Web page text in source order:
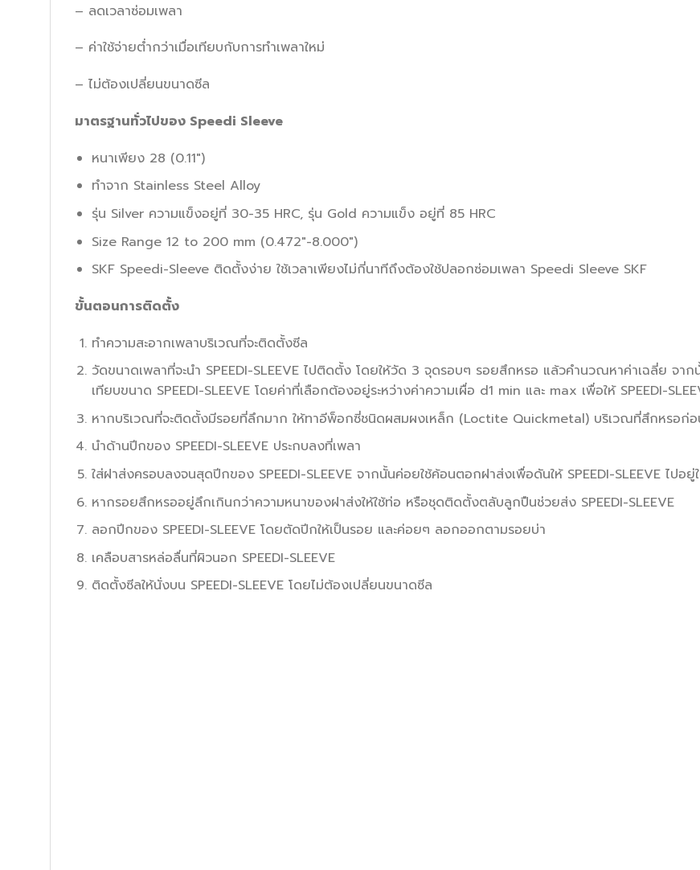
– ลดเวลาซ่อมเพลา
– ค่าใช้จ่ายต่ำกว่าเมื่อเทียบกับการทำเพลาใหม่
– ไม่ต้องเปลี่ยนขนาดซีล
มาตรฐานทั่วไปของ Speedi Sleeve
หนาเพียง 28 (0.11″)
ทำจาก Stainless Steel Alloy
รุ่น Silver ความแข็งอยู่ที่ 30-35 HRC, รุ่น Gold ความแข็ง อยู่ที่ 85 HRC
Size Range 12 to 200 mm (0.472″-8.000″)
SKF Speedi-Sleeve ติดตั้งง่าย ใช้เวลาเพียงไม่กี่นาทีถึงต้องใช้ปลอกซ่อมเพลา Speedi Sleeve SKF
ขั้นตอนการติดตั้ง
ทำความสะอากเพลาบริเวณที่จะติดตั้งซีล
วัดขนาดเพลาที่จะนำ SPEEDI-SLEEVE ไปติดตั้ง โดยให้วัด 3 จุดรอบๆ รอยสึกหรอ แล้วคำนวณหาค่าเฉลี่ย จาก
เทียบขนาด SPEEDI-SLEEVE โดยค่าที่เลือกต้องอยู่ระหว่างค่าความเผื่อ d1 min และ max เพื่อให้ SPEEDI-
หากบริเวณที่จะติดตั้งมีรอยที่ลึกมาก ให้ทาอีพ็อกซี่ชนิดผสมผงเหล็ก (Loctite Quickmetal) บริเวณที่สึกหรอก่
นำด้านปีกของ SPEEDI-SLEEVE ประกบลงที่เพลา
ใส่ฝาส่งครอบลงจนสุดปีกของ SPEEDI-SLEEVE จากนั้นค่อยใช้ค้อนตอกฝาส่งเพื่อดันให้ SPEEDI-SLEEVE ไปอ
หากรอยสึกหรออยู่ลึกเกินกว่าความหนาของฝาส่งให้ใช้ท่อ หรือชุดติดตั้งตลับลูกปืนช่วยส่ง SPEEDI-SLEEVE
ลอกปีกของ SPEEDI-SLEEVE โดยตัดปีกให้เป็นรอย และค่อยๆ ลอกออกตามรอยบ่า
เคลือบสารหล่อลื่นที่ผิวนอก SPEEDI-SLEEVE
ติดตั้งซีลให้นั่งบน SPEEDI-SLEEVE โดยไม่ต้องเปลี่ยนขนาดซีล